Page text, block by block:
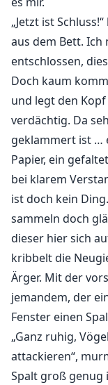
„Jetzt ist
aus dem Bett. Ich
entschlossen,
Doch kaum
und legt den
verdächtig. Da
geklammert ist …
Papier, ein
bei klarem
ist doch kein
sammeln doch
dieser hier sich
kribbelt die
Ärger. Mit der
jemandem, der
Fenster einen
„Ganz ruhig,
attackieren“,
Spalt groß genug